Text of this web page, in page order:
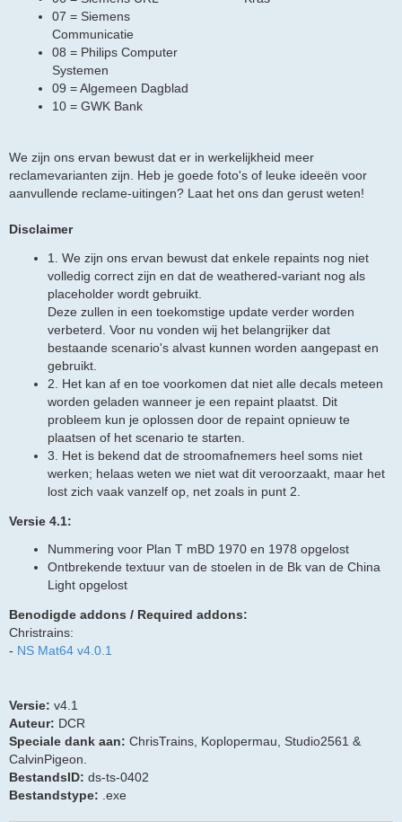
07 = Siemens
Communicatie
08 = Philips Computer
Systemen
09 = Algemeen Dagblad
10 = GWK Bank
We zijn ons ervan bewust dat er in werkelijkheid meer
reclamevarianten zijn. Heb je goede foto's of leuke ideeën voor
aanvullende reclame-uitingen? Laat het ons dan gerust weten!
Disclaimer
1. We zijn ons ervan bewust dat enkele repaints nog niet
volledig correct zijn en dat de weathered-variant nog als
placeholder wordt gebruikt.
Deze zullen in een toekomstige update verder worden
verbeterd. Voor nu vonden wij het belangrijker dat
bestaande scenario's alvast kunnen worden aangepast en
gebruikt.
2. Het kan af en toe voorkomen dat niet alle decals meteen
worden geladen wanneer je een repaint plaatst. Dit
probleem kun je oplossen door de repaint opnieuw te
plaatsen of het scenario te starten.
3. Het is bekend dat de stroomafnemers heel soms niet
werken; helaas weten we niet wat dit veroorzaakt, maar het
lost zich vaak vanzelf op, net zoals in punt 2.
Versie 4.1:
Nummering voor Plan T mBD 1970 en 1978 opgelost
Ontbrekende textuur van de stoelen in de Bk van de China
Light opgelost
Benodigde addons / Required addons:
Christrains:
- NS Mat64 v4.0.1
Versie: v4.1
Auteur: DCR
Speciale dank aan: ChrisTrains, Koplopermau, Studio2561 &
CalvinPigeon.
BestandsID: ds-ts-0402
Bestandstype: .exe